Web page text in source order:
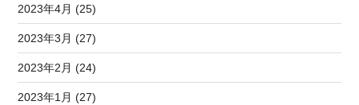
2023年4月 (25)
2023年3月 (27)
2023年2月 (24)
2023年1月 (27)